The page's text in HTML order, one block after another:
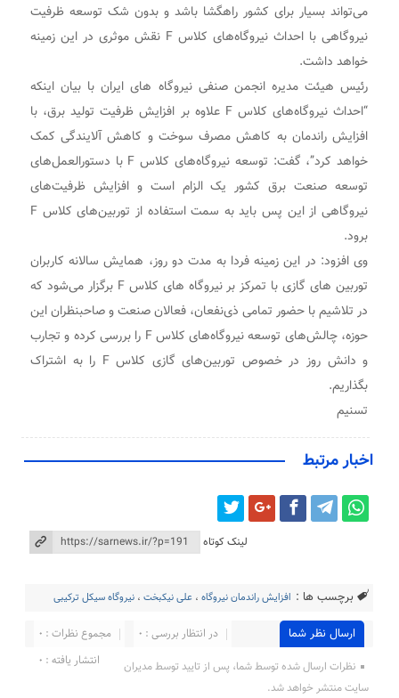
می‌تواند بسیار برای کشور راهگشا باشد و بدون شک توسعه ظرفیت
نیروگاهی با احداث نیروگاه‌های کلاس F نقش موثری در این زمینه
خواهد داشت.
رئیس هیئت مدیره انجمن صنفی نیروگاه های ایران با بیان اینکه
“احداث نیروگاه‌های کلاس F علاوه بر افزایش ظرفیت تولید برق، با
افزایش راندمان به کاهش مصرف سوخت و کاهش آلایندگی کمک
خواهد کرد”، گفت: توسعه نیروگاه‌های کلاس F با دستورالعمل‌های
توسعه صنعت برق کشور یک الزام است و افزایش ظرفیت‌های
نیروگاهی از این پس باید به سمت استفاده از توربین‌های کلاس F
برود.
وی افزود: در این زمینه فردا به مدت دو روز، همایش سالانه کاربران
توربین های گازی با تمرکز بر نیروگاه های کلاس F برگزار می‌شود که
در تلاشیم با حضور تمامی ذی‌نفعان، فعالان صنعت و صاحبنظران این
حوزه، چالش‌های توسعه نیروگاه‌های کلاس F را بررسی کرده و تجارب
و دانش روز در خصوص توربین‌های گازی کلاس F را به اشتراک
بگذاریم.
تسنیم
اخبار مرتبط
لینک کوتاه
برچسب ها : افزایش راندمان نیروگاه ،علی نیکبخت ،نیروگاه سیکل ترکیبی
ارسال نظر شما مجموع نظرات : 0
در انتظار بررسی : 0
انتشار یافته : 0
نظرات ارسال شده توسط شما، پس از تایید توسط مدیران
سایت منتشر خواهد شد.